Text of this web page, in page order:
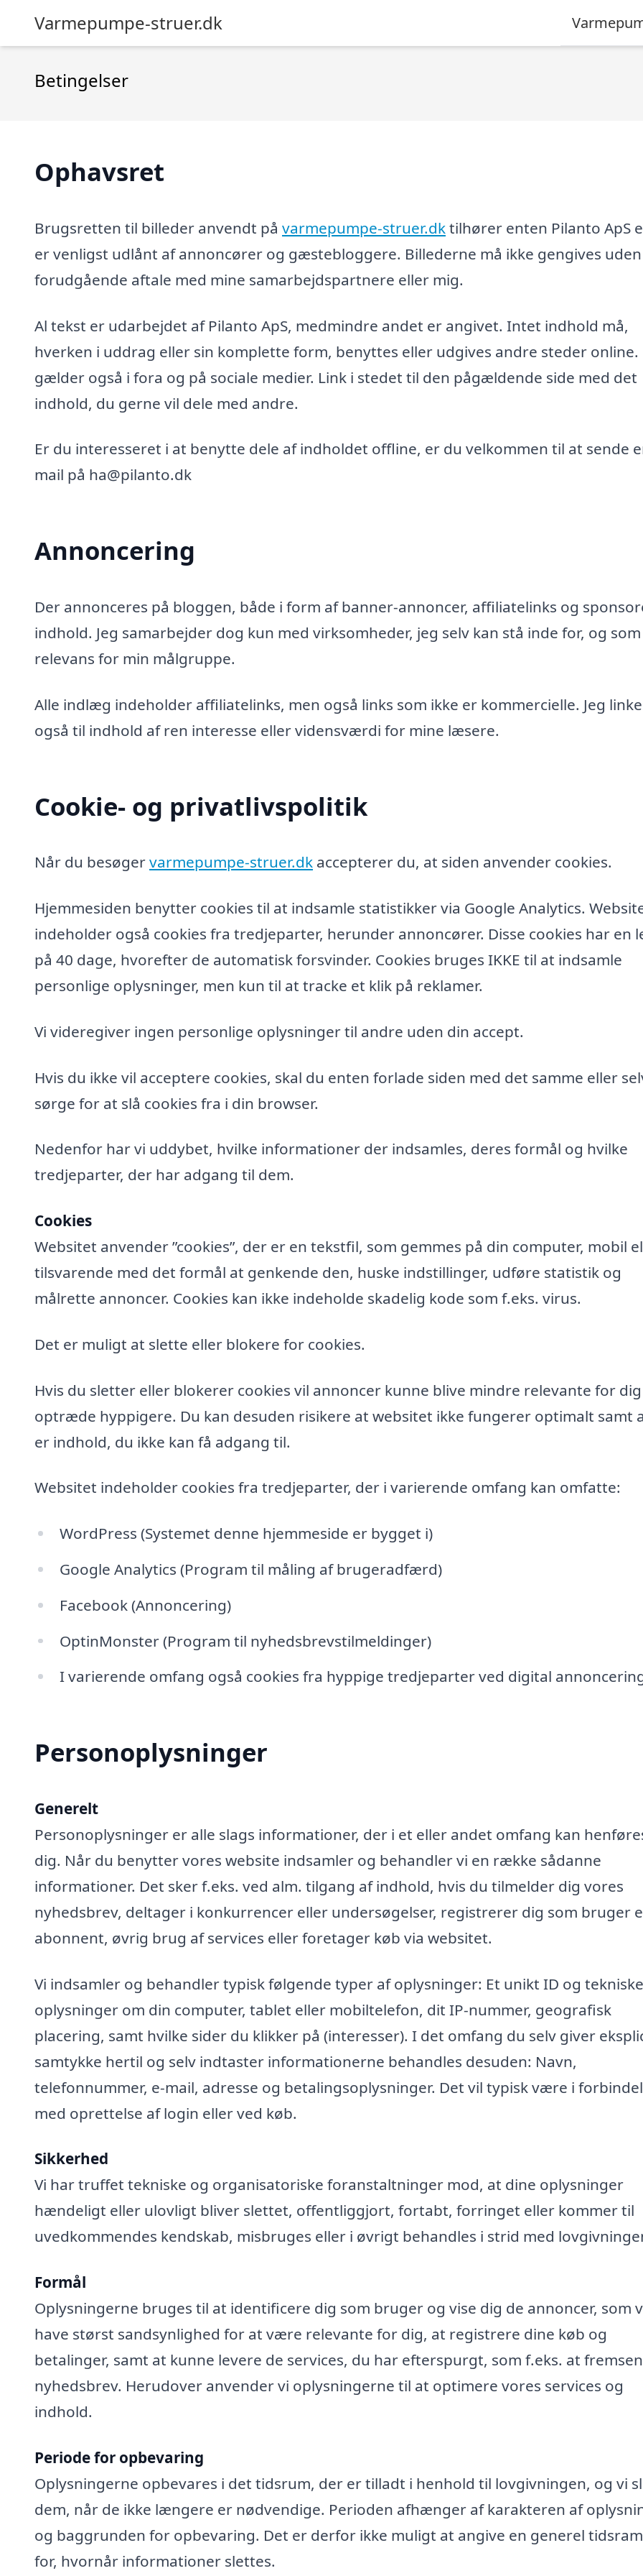
Varmepumpe-struer.dk
Betingelser
Ophavsret
Brugsretten til billeder anvendt på varmepumpe-struer.dktilhører enten Pilanto ApS
er venligst udlånt af annoncører og gæstebloggere. Billederne må ikke gengives uden
forudgående aftale med mine samarbejdspartnere eller mig.
Al tekst er udarbejdet af Pilanto ApS, medmindre andet er angivet. Intet indhold må,
hverken i uddrag eller sin komplette form, benyttes eller udgives andre steder
gælder også i fora og på sociale medier. Link i stedet til den pågældende side med det
indhold, du gerne vil dele med andre.
Er du interesseret i at benytte dele af indholdet offline, er du velkommen til at sende
mail på ha@pilanto.dk
Annoncering
Der annonceres på bloggen, både i form af banner-annoncer, affiliatelinks og
indhold. Jeg samarbejder dog kun med virksomheder, jeg selv kan stå inde for, og
relevans for min målgruppe.
Alle indlæg indeholder affiliatelinks, men også links som ikke er kommercielle. Jeg
også til indhold af ren interesse eller vidensværdi for mine læsere.
Cookie- og privatlivspolitik
Når du besøgervarmepumpe-struer.dk accepterer du, at siden anvender cookies.
Hjemmesiden benytter cookies til at indsamle statistikker via Google Analytics.
indeholder også cookies fra tredjeparter, herunder annoncører. Disse cookies har en
på 40 dage, hvorefter de automatisk forsvinder. Cookies bruges IKKE til at indsamle
personlige oplysninger, men kun til at tracke et klik på reklamer.
Vi videregiver ingen personlige oplysninger til andre uden din accept.
Hvis du ikke vil acceptere cookies, skal du enten forlade siden med det samme eller
sørge for at slå cookies fra i din browser.
Nedenfor har vi uddybet, hvilke informationer der indsamles, deres formål og hvilke
tredjeparter, der har adgang til dem.
Cookies
Websitet anvender ”cookies”, der er en tekstfil, som gemmes på din computer, mobil
tilsvarende med det formål at genkende den, huske indstillinger, udføre statistik og
målrette annoncer. Cookies kan ikke indeholde skadelig kode som f.eks. virus.
Det er muligt at slette eller blokere for cookies.
Hvis du sletter eller blokerer cookies vil annoncer kunne blive mindre relevante for
optræde hyppigere. Du kan desuden risikere at websitet ikke fungerer optimalt samt
er indhold, du ikke kan få adgang til.
Websitet indeholder cookies fra tredjeparter, der i varierende omfang kan omfatte:
WordPress (Systemet denne hjemmeside er bygget i)
Google Analytics (Program til måling af brugeradfærd)
Facebook (Annoncering)
OptinMonster (Program til nyhedsbrevstilmeldinger)
I varierende omfang også cookies fra hyppige tredjeparter ved digital
Personoplysninger
Generelt
Personoplysninger er alle slags informationer, der i et eller andet omfang kan
dig. Når du benytter vores website indsamler og behandler vi en række sådanne
informationer. Det sker f.eks. ved alm. tilgang af indhold, hvis du tilmelder dig vores
nyhedsbrev, deltager i konkurrencer eller undersøgelser, registrerer dig som bruger
abonnent, øvrig brug af services eller foretager køb via websitet.
Vi indsamler og behandler typisk følgende typer af oplysninger: Et unikt ID og tekniske
oplysninger om din computer, tablet eller mobiltelefon, dit IP-nummer, geografisk
placering, samt hvilke sider du klikker på (interesser). I det omfang du selv giver
samtykke hertil og selv indtaster informationerne behandles desuden: Navn,
telefonnummer, e-mail, adresse og betalingsoplysninger. Det vil typisk være i
med oprettelse af login eller ved køb.
Sikkerhed
Vi har truffet tekniske og organisatoriske foranstaltninger mod, at dine oplysninger
hændeligt eller ulovligt bliver slettet, offentliggjort, fortabt, forringet eller kommer til
uvedkommendes kendskab, misbruges eller i øvrigt behandles i strid med
Formål
Oplysningerne bruges til at identificere dig som bruger og vise dig de annoncer, som
have størst sandsynlighed for at være relevante for dig, at registrere dine køb og
betalinger, samt at kunne levere de services, du har efterspurgt, som f.eks. at
nyhedsbrev. Herudover anvender vi oplysningerne til at optimere vores services og
indhold.
Periode for opbevaring
Oplysningerne opbevares i det tidsrum, der er tilladt i henhold til lovgivningen, og vi
dem, når de ikke længere er nødvendige. Perioden afhænger af karakteren af
og baggrunden for opbevaring. Det er derfor ikke muligt at angive en generel
for, hvornår informationer slettes.